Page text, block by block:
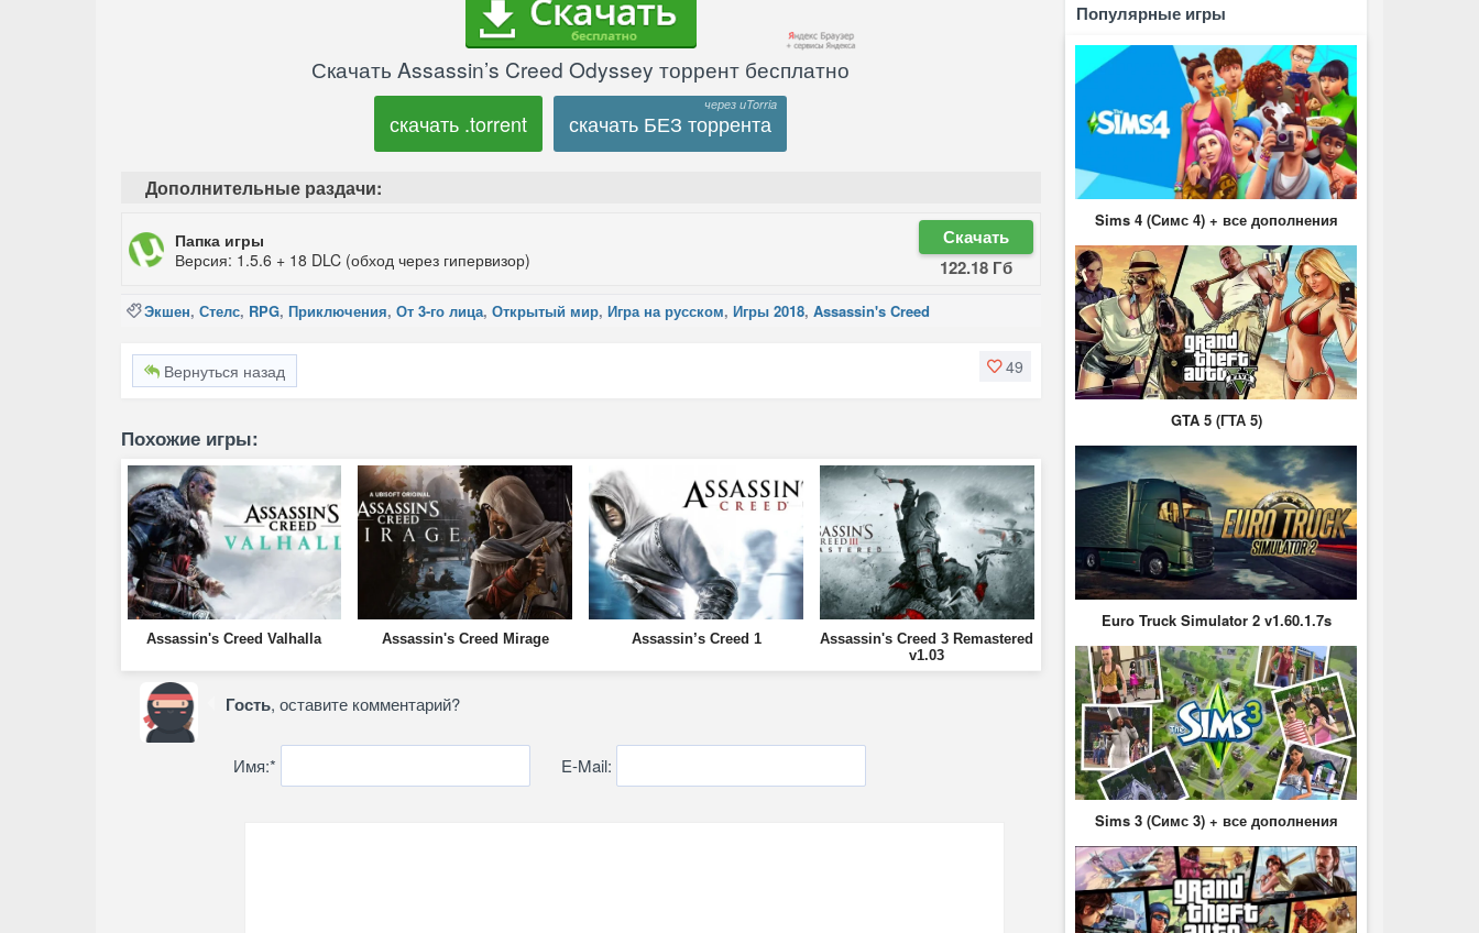
Скачать Assassin’s Creed Odyssey торрент бесплатно
скачать .torrent скачать БЕЗ торрента
Дополнительные раздачи:
Папка игры
Версия: 1.5.6 + 18 DLC (обход через гипервизор)
Скачать
122.18 Гб
Экшен, Стелс, RPG, Приключения, От 3-го лица, Открытый мир, Игра на русском, Игры 2018, Assassin's Creed
49
Вернуться назад
Похожие игры:
Assassin's Creed Valhalla Assassin's Creed Mirage Assassin’s Creed 1
Assassin's Creed 3 Remastered
v1.03
Гость, оставите комментарий?
Имя:* E-Mail:
Популярные игры
Sims 4 (Симс 4) + все дополнения
GTA 5 (ГТА 5)
Euro Truck Simulator 2 v1.60.1.7s
Sims 3 (Симс 3) + все дополнения